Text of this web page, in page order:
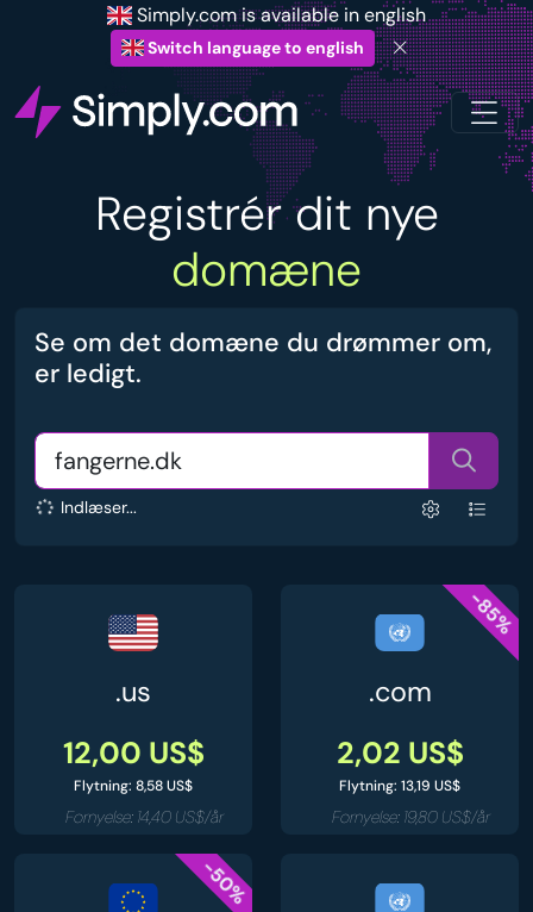
Simply.com is available in english
Switch language to english
Registrér dit nye
domæne
Se om det domæne du drømmer om,
er ledigt.
Indlæser...
.us
12,00 US$
Flytning: 8,58 US$
Fornyelse: 14,40 US$/år
-85%
.com
2,02 US$
Flytning: 13,19 US$
Fornyelse: 19,80 US$/år
-50%